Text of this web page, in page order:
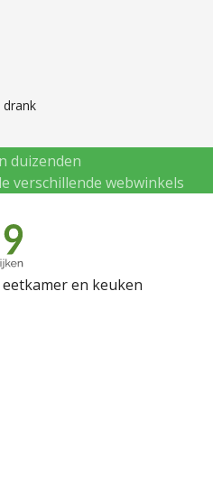
drank
duizenden
verschillende webwinkels
en keuken